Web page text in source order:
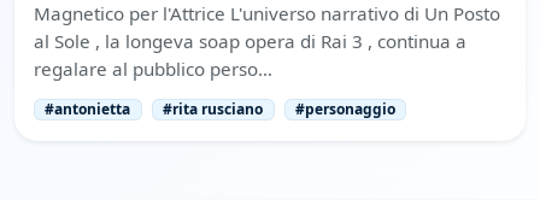
Magnetico per l'Attrice L'universo narrativo di Un Posto
al Sole , la longeva soap opera di Rai 3 , continua a
regalare al pubblico perso…
#antonietta #rita rusciano #personaggio